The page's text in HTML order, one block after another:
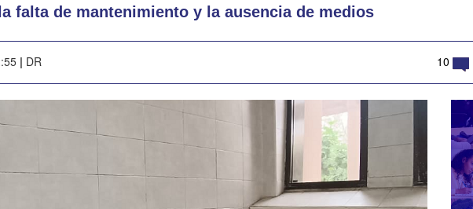
falta de mantenimiento y la ausencia de medios
| DR 10